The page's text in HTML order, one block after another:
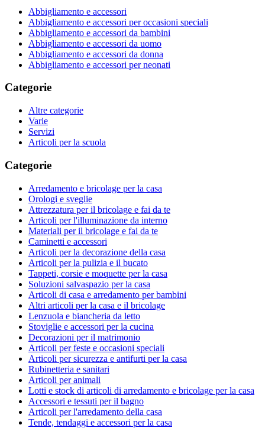
Abbigliamento e accessori
Abbigliamento e accessori per occasioni speciali
Abbigliamento e accessori da bambini
Abbigliamento e accessori da uomo
Abbigliamento e accessori da donna
Abbigliamento e accessori per neonati
Categorie
Altre categorie
Varie
Servizi
Articoli per la scuola
Categorie
Arredamento e bricolage per la casa
Orologi e sveglie
Attrezzatura per il bricolage e fai da te
Articoli per l'illuminazione da interno
Materiali per il bricolage e fai da te
Caminetti e accessori
Articoli per la decorazione della casa
Articoli per la pulizia e il bucato
Tappeti, corsie e moquette per la casa
Soluzioni salvaspazio per la casa
Articoli di casa e arredamento per bambini
Altri articoli per la casa e il bricolage
Lenzuola e biancheria da letto
Stoviglie e accessori per la cucina
Decorazioni per il matrimonio
Articoli per feste e occasioni speciali
Articoli per sicurezza e antifurti per la casa
Rubinetteria e sanitari
Articoli per animali
Lotti e stock di articoli di arredamento e bricolage per la casa
Accessori e tessuti per il bagno
Articoli per l'arredamento della casa
Tende, tendaggi e accessori per la casa